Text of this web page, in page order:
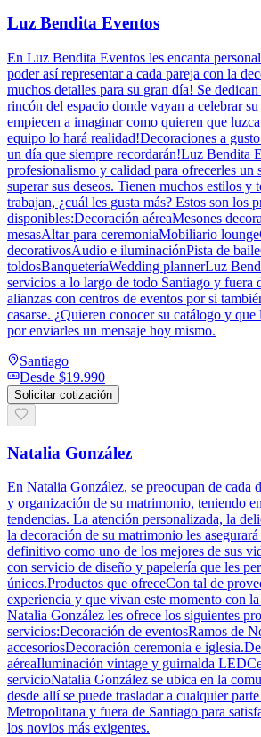
Luz Bendita Eventos
En Luz Bendita Eventos les encanta
poder así representar a cada pareja con la
muchos detalles para su gran día! Se
rincón del espacio donde vayan a celebrar
empiecen a imaginar como quieren que luzca
equipo lo hará realidad!Decoraciones a gusto
un día que siempre recordarán!Luz Bendita
profesionalismo y calidad para ofrecerles un
superar sus deseos. Tienen muchos estilos y
trabajan, ¿cuál les gusta más? Estos son los
disponibles:Decoración aéreaMesones
mesasAltar para ceremoniaMobiliario
decorativosAudio e iluminaciónPista de
toldosBanqueteríaWedding plannerLuz
servicios a lo largo de todo Santiago y fuera
alianzas con centros de eventos por si
casarse. ¿Quieren conocer su catálogo y que
por enviarles un mensaje hoy mismo.
Santiago
Desde $19.990
Solicitar cotización
Natalia González
En Natalia González, se preocupan de cada
y organización de su matrimonio, teniendo
tendencias. La atención personalizada, la
la decoración de su matrimonio les
definitivo como uno de los mejores de sus
con servicio de diseño y papelería que les
únicos.Productos que ofreceCon tal de
experiencia y que vivan este momento con
Natalia González les ofrece los siguientes
servicios:Decoración de eventosRamos de
accesoriosDecoración ceremonia e
aéreaIluminación vintage y guirnalda
servicioNatalia González se ubica en la
desde allí se puede trasladar a cualquier
Metropolitana y fuera de Santiago para
los novios más exigentes.